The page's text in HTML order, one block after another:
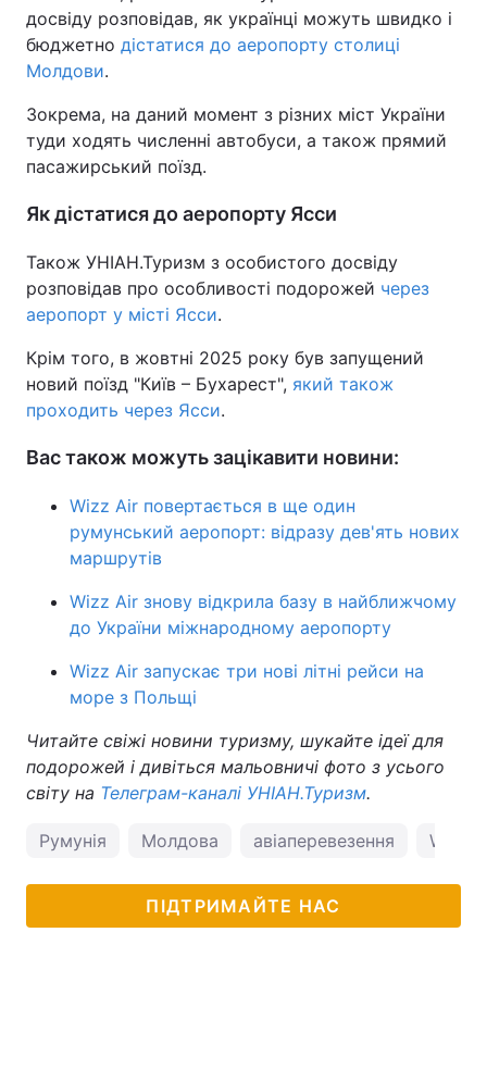
досвіду розповідав, як українці можуть швидко і
бюджетно дістатися до аеропорту столиці
Молдови.
Зокрема, на даний момент з різних міст України
туди ходять численні автобуси, а також прямий
пасажирський поїзд.
Як дістатися до аеропорту Ясси
Також УНІАН.Туризм з особистого досвіду
розповідав про особливості подорожей через
аеропорт у місті Ясси.
Крім того, в жовтні 2025 року був запущений
новий поїзд "Київ – Бухарест", який також
проходить через Ясси.
Вас також можуть зацікавити новини:
Wizz Air повертається в ще один
румунський аеропорт: відразу дев'ять нових
маршрутів
Wizz Air знову відкрила базу в найближчому
до України міжнародному аеропорту
Wizz Air запускає три нові літні рейси на
море з Польщі
Читайте свіжі новини туризму, шукайте ідеї для
подорожей і дивіться мальовничі фото з усього
світу на Телеграм-каналі УНІАН.Туризм.
Румунія Молдова авіаперевезення Wizz
ПІДТРИМАЙТЕ НАС